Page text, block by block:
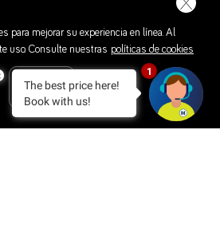
para mejorar su experiencia en línea. Al
uso. Consulte nuestras políticas de cookies
ACEPTO
The best price here!
Book with us!
1